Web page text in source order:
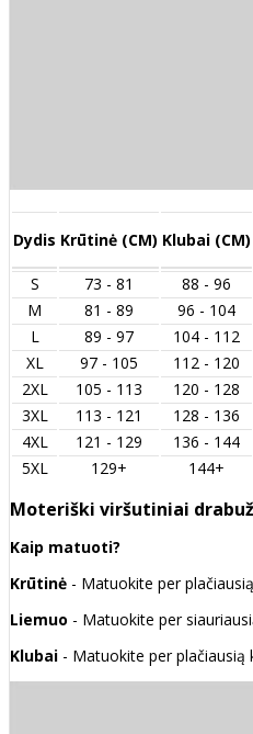
Dydis Krūtinė (CM) Klubai (CM)
S 73 - 81 88 - 96
M
81 - 89 96 - 104
L
89 - 97 104 - 112
XL
97 - 105 112 - 120
2XL
105 - 113 120 - 128
3XL
113 - 121 128 - 136
4XL
121 - 129 136 - 144
5XL
129+ 144+
Moteriški viršutiniai
Kaip matuoti?
Krūtinė - Matuokite per
Liemuo - Matuokite per
Klubai - Matuokite per plačiausią